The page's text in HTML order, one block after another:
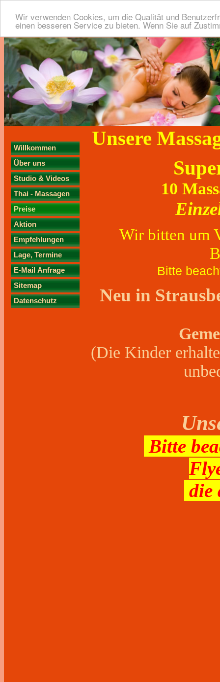
Wir verwenden Cookies, um die Qualität und
einen besseren Service zu bieten. Wenn Sie auf
Willkommen
Über uns
Studio & Videos
Thai - Massagen
Preise
Aktion
Empfehlungen
Lage, Termine
E-Mail Anfrage
Sitemap
Datenschutz
Unsere
10
Wir bitten um
Bitte
Neu in
(Die Kinder
Bitte
die